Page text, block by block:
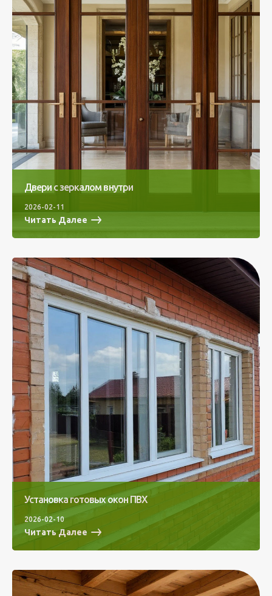
Двери с зеркалом внутри
Читать Далее
2026-02-11
Установка готовых окон ПВХ
Читать Далее
2026-02-10